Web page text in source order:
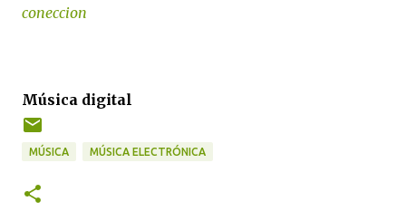
coneccion
Música digital
MÚSICA MÚSICA ELECTRÓNICA